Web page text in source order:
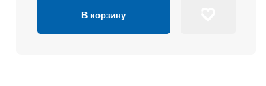
В корзину